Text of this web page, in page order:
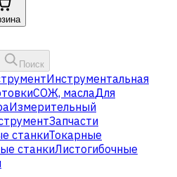
Поиск
Инструментальная
СОЖ, маслаДля
Измерительный
Запчасти
станкиТокарные
станкиЛистогибочные